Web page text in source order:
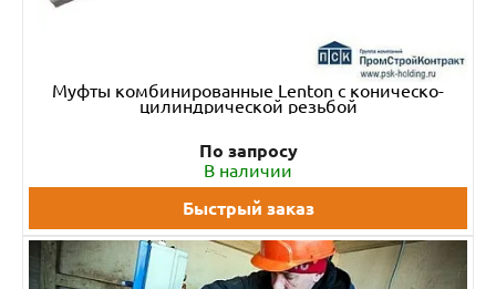
Муфты комбинированные Lenton с коническо-
цилиндрической резьбой
По запросу
В наличии
Быстрый заказ